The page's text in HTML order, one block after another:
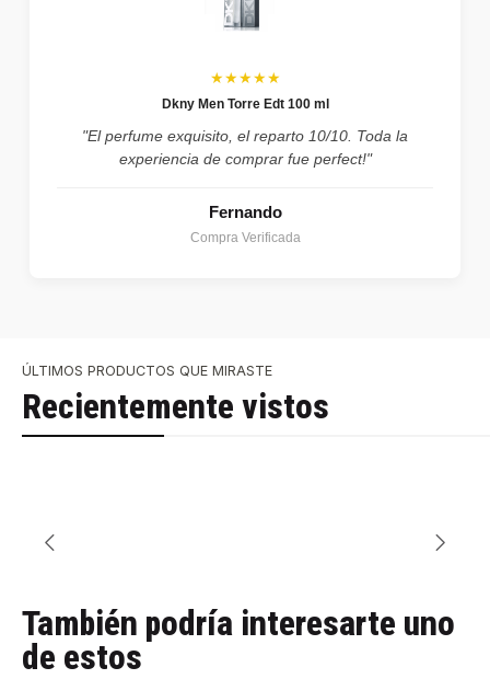
★★★★★
Dkny Men Torre Edt 100 ml
"El perfume exquisito, el reparto 10/10. Toda la
experiencia de comprar fue perfect!"
Fernando
Compra Verificada
ÚLTIMOS PRODUCTOS QUE MIRASTE
Recientemente vistos
También podría interesarte uno
de estos